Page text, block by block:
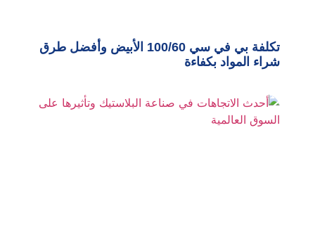
تكلفة بي في سي 100/60 الأبيض وأفضل طرق
شراء المواد بكفاءة